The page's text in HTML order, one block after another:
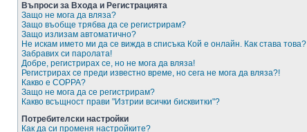
Въпроси за Входа и Регистрацията
Защо не мога да вляза?
Защо въобще трябва да се регистрирам?
Защо излизам автоматично?
Не искам името ми да се вижда в списъка Кой е онлайн. Как става това?
Забравих си паролата!
Добре, регистрирах се, но не мога да вляза!
Регистрирах се преди известно време, но сега не мога да вляза?!
Какво е COPPA?
Защо не мога да се регистрирам?
Какво всъщност прави "Изтрии всички бисквитки"?
Потребителски настройки
Как да си променя настройките?